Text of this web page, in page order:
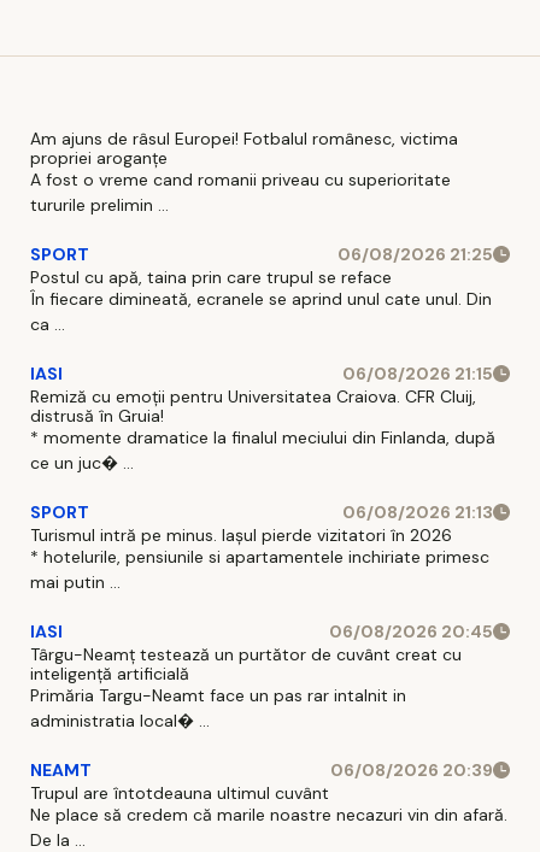
Am ajuns de râsul Europei! Fotbalul românesc, victima
propriei aroganțe
A fost o vreme cand romanii priveau cu superioritate
tururile prelimin ...
SPORT
06/08/2026 21:25
Postul cu apă, taina prin care trupul se reface
În fiecare dimineată, ecranele se aprind unul cate unul. Din
ca ...
IASI
06/08/2026 21:15
Remiză cu emoții pentru Universitatea Craiova. CFR Cluij,
distrusă în Gruia!
* momente dramatice la finalul meciului din Finlanda, după
ce un juc� ...
SPORT
06/08/2026 21:13
Turismul intră pe minus. Iașul pierde vizitatori în 2026
* hotelurile, pensiunile si apartamentele inchiriate primesc
mai putin ...
IASI
06/08/2026 20:45
Târgu-Neamț testează un purtător de cuvânt creat cu
inteligență artificială
Primăria Targu-Neamt face un pas rar intalnit in
administratia local� ...
NEAMT
06/08/2026 20:39
Trupul are întotdeauna ultimul cuvânt
Ne place să credem că marile noastre necazuri vin din afară.
De la ...